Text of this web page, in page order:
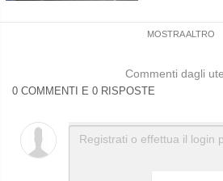
MOSTRA ALTRO
Commenti dagli
0 COMMENTI E 0 RISPOSTE